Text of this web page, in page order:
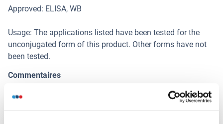
Approved: ELISA, WB
Usage: The applications listed have been tested for the
unconjugated form of this product. Other forms have not
been tested.
Commentaires
Restrictions